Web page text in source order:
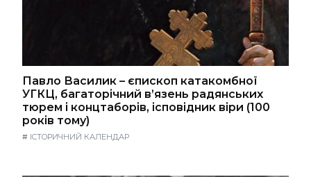
Павло Василик – єпископ катакомбної
УГКЦ, багаторічний в’язень радянських
тюрем і концтаборів, ісповідник віри (100
років тому)
# ІСТОРИЧНИЙ КАЛЕНДАР